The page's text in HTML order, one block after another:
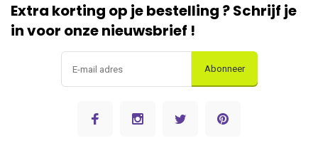
Extra korting op je bestelling ? Schrijf je
in voor onze nieuwsbrief !
Abonneer